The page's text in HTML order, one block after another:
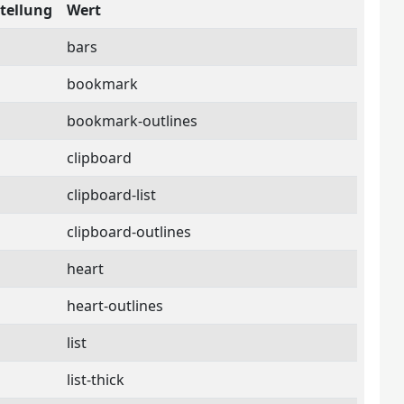
Wert
bars
bookmark
bookmark-outlines
clipboard
clipboard-list
clipboard-outlines
heart
heart-outlines
list
list-thick